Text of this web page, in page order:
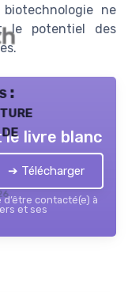
ne
le potentiel des
:
livre blanc
➔ Télécharger
contacté(e) à
et ses